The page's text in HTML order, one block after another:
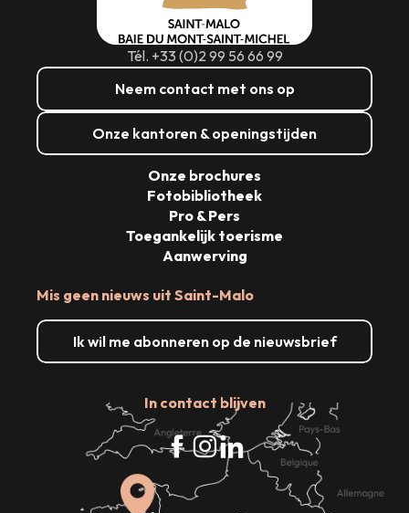
Tél. +33 (0)2 99 56 66 99
Neem contact met ons op
Onze kantoren & openingstijden
Mis geen nieuws uit Saint-Malo
Ik wil me abonneren op de nieuwsbrief
In contact blijven
Onze brochures
Fotobibliotheek
Pro & Pers
Toegankelijk toerisme
Aanwerving